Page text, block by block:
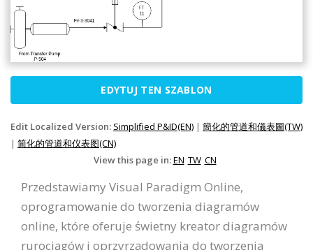
EDYTUJ TEN SZABLON
Edit Localized Version: Simplified P&ID(EN) | 簡化的管道和儀表圖(TW)
| 简化的管道和仪表图(CN)
View this page in:EN TW CN
Przedstawiamy Visual Paradigm Online,
oprogramowanie do tworzenia diagramów
online, które oferuje świetny kreator diagramów
rurociągów i oprzyrządowania do tworzenia